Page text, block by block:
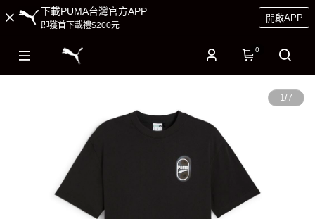
下載PUMA台灣官方APP
即獲首下載禮$200元
開啟APP
0
1/7